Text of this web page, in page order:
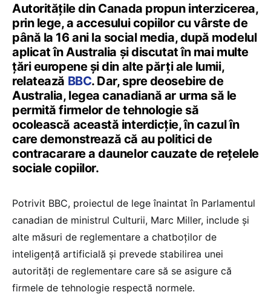
Autoritățile din Canada propun interzicerea,
prin lege, a accesului copiilor cu vârste de
până la 16 ani la social media, după modelul
aplicat în Australia și discutat în mai multe
țări europene și din alte părți ale lumii,
relatează BBC. Dar, spre deosebire de
Australia, legea canadiană ar urma să le
permită firmelor de tehnologie să
ocolească această interdicție, în cazul în
care demonstrează că au politici de
contracarare a daunelor cauzate de rețelele
sociale copiilor.
Potrivit BBC, proiectul de lege înaintat în Parlamentul
canadian de ministrul Culturii, Marc Miller, include și
alte măsuri de reglementare a chatboților de
inteligență artificială și prevede stabilirea unei
autorități de reglementare care să se asigure că
firmele de tehnologie respectă normele.